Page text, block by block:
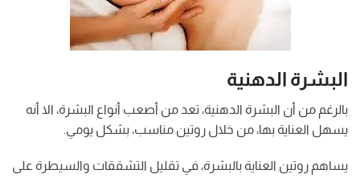
البشرة الدهنية
بالرغم من أن البشرة الدهنية، تعد من أصعب أنواع البشرة، الا أنه
يسهل العناية بها، من خلال روتين مناسب، بشكل يومي.
يساهم روتين العناية بالبشرة، في تقليل التشققات والسيطرة على